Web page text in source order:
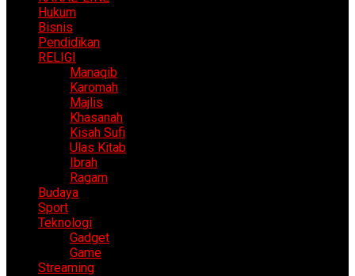
Hukum
Bisnis
Pendidikan
RELIGI
Manaqib
Karomah
Majlis
Khasanah
Kisah Sufi
Ulas Kitab
Ibrah
Ragam
Budaya
Sport
Teknologi
Gadget
Game
Streaming